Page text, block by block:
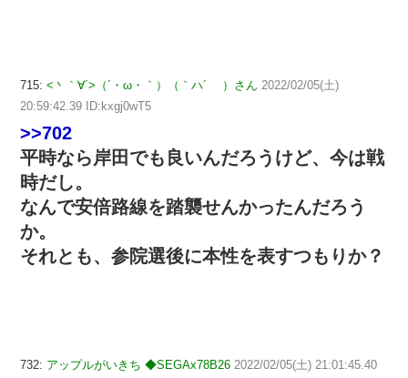
715: <丶｀∀´>（´・ω・｀）（｀ハ´ ）さん 2022/02/05(土)
20:59:42.39 ID:kxgj0wT5
>>702
平時なら岸田でも良いんだろうけど、今は戦
時だし。
なんで安倍路線を踏襲せんかったんだろう
か。
それとも、参院選後に本性を表すつもりか？
732: アップルがいきち ◆SEGAx78B26 2022/02/05(土) 21:01:45.40